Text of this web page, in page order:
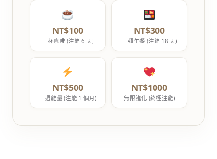
NT$100
一杯咖啡 (注能 6 天)
NT$300
一頓午餐 (注能 18 天)
NT$500
一週能量 (注能 1 個月)
NT$1000
無限進化 (終極注能)